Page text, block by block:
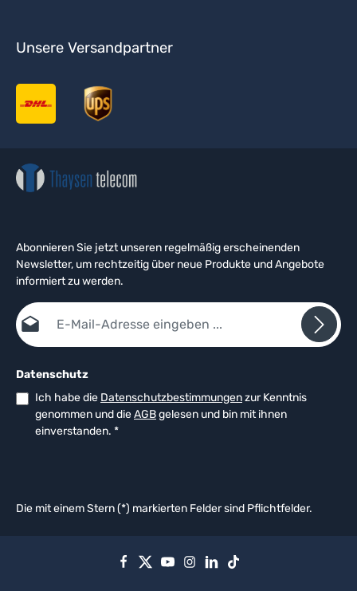
Unsere Versandpartner
Abonnieren Sie jetzt unseren regelmäßig erscheinenden
Newsletter, um rechtzeitig über neue Produkte und Angebote
informiert zu werden.
E-Mail-Adresse*
Datenschutz
Ich habe die Datenschutzbestimmungenzur Kenntnis
genommen und dieAGBgelesen und bin mit ihnen
einverstanden. *
Die mit einem Stern (*) markierten Felder sind Pflichtfelder.